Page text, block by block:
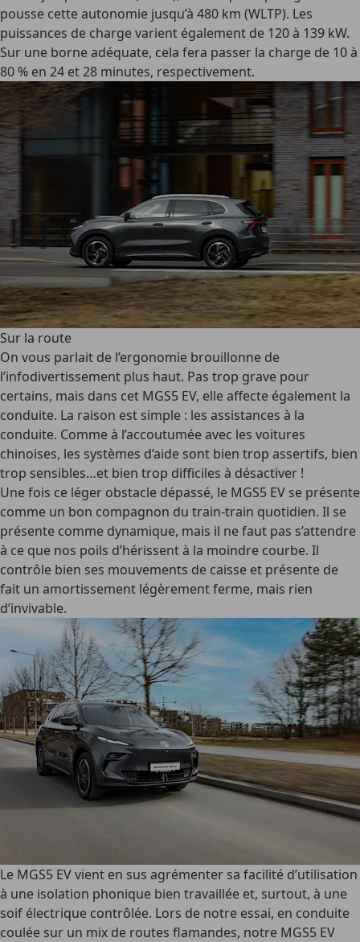
pousse cette autonomie jusqu’à 480 km (WLTP). Les
puissances de charge varient également de 120 à 139 kW.
Sur une borne adéquate, cela fera passer la charge de 10 à
80 % en 24 et 28 minutes, respectivement.
Sur la route
On vous parlait de l’ergonomie brouillonne de
l’infodivertissement plus haut. Pas trop grave pour
certains, mais dans cet MGS5 EV, elle affecte également la
conduite. La raison est simple : les assistances à la
conduite. Comme à l’accoutumée avec les voitures
chinoises, les systèmes d’aide sont bien trop assertifs, bien
trop sensibles…et bien trop difficiles à désactiver !
Une fois ce léger obstacle dépassé, le MGS5 EV se présente
comme un bon compagnon du train-train quotidien. Il se
présente comme dynamique, mais il ne faut pas s’attendre
à ce que nos poils d’hérissent à la moindre courbe. Il
contrôle bien ses mouvements de caisse et présente de
fait un amortissement légèrement ferme, mais rien
d’invivable.
Le MGS5 EV vient en sus agrémenter sa facilité d’utilisation
à une isolation phonique bien travaillée et, surtout, à une
soif électrique contrôlée. Lors de notre essai, en conduite
coulée sur un mix de routes flamandes, notre MGS5 EV